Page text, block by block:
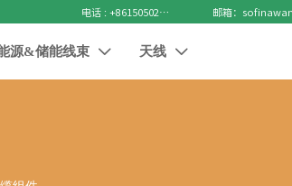
电话 : +8615050271688
源&储能线束  天线 